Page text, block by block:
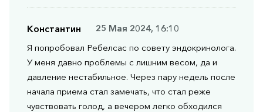
Константин
25 Мая 2024, 16:10
Я попробовал Ребелсас по совету эндокринолога.
У меня давно проблемы с лишним весом, да и
давление нестабильное. Через пару недель после
начала приема стал замечать, что стал реже
чувствовать голод, а вечером легко обходился